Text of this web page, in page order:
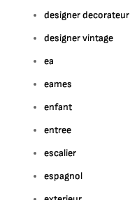
designer decorateur
designer vintage
ea
eames
enfant
entree
escalier
espagnol